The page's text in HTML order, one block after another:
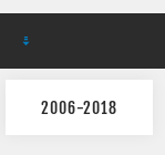
2006-2018